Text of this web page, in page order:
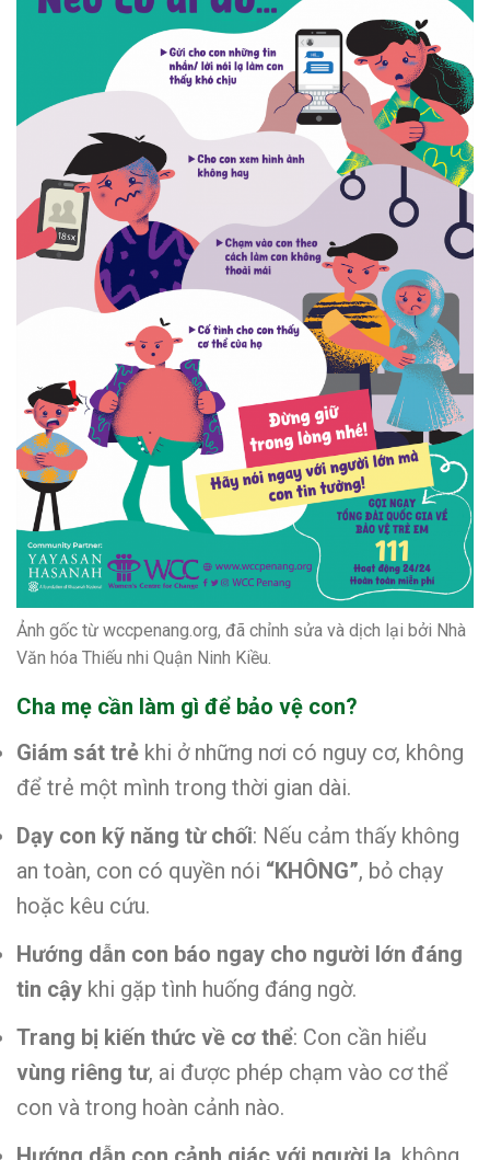
Ảnh gốc từ wccpenang.org, đã chỉnh sửa và dịch lại bởi Nhà
Văn hóa Thiếu nhi Quận Ninh Kiều.
Cha mẹ cần làm gì để bảo vệ con?
Giám sát trẻ khi ở những nơi có nguy cơ, không
để trẻ một mình trong thời gian dài.
Dạy con kỹ năng từ chối: Nếu cảm thấy không
an toàn, con có quyền nói “KHÔNG”, bỏ chạy
hoặc kêu cứu.
Hướng dẫn con báo ngay cho người lớn đáng
tin cậy khi gặp tình huống đáng ngờ.
Trang bị kiến thức về cơ thể: Con cần hiểu
vùng riêng tư, ai được phép chạm vào cơ thể
con và trong hoàn cảnh nào.